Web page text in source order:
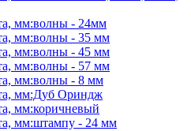
мм:волны - 24мм
мм:волны - 35 мм
мм:волны - 45 мм
мм:волны - 57 мм
мм:волны - 8 мм
мм:Дуб Ориндж
мм:коричневый
мм:штампу - 24 мм